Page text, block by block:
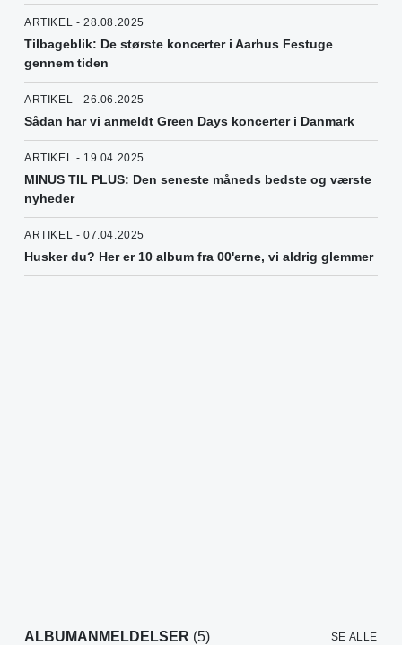
ARTIKEL - 28.08.2025
Tilbageblik: De største koncerter i Aarhus Festuge
gennem tiden
ARTIKEL - 26.06.2025
Sådan har vi anmeldt Green Days koncerter i Danmark
ARTIKEL - 19.04.2025
MINUS TIL PLUS: Den seneste måneds bedste og værste
nyheder
ARTIKEL - 07.04.2025
Husker du? Her er 10 album fra 00'erne, vi aldrig glemmer
ALBUMANMELDELSER (5) SE ALLE